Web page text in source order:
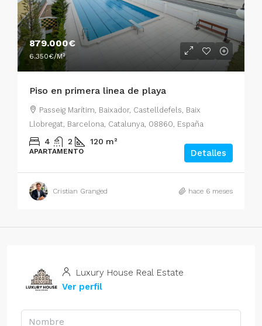
879.000€
6.350€/M²
Piso en primera linea de playa
Passeig Marítim, Baixador, Castelldefels, Baix
Llobregat, Barcelona, Catalunya, 08860, España
4 2 120 m²
APARTAMENTO Detalles
Cristian Granged hace 6 meses
Luxury House Real Estate
Ver perfil